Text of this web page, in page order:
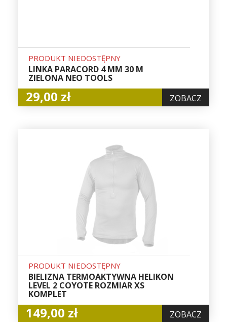
PRODUKT NIEDOSTĘPNY
LINKA PARACORD 4 MM 30 M
ZIELONA NEO TOOLS
29,00 zł ZOBACZ
PRODUKT NIEDOSTĘPNY
BIELIZNA TERMOAKTYWNA HELIKON
LEVEL 2 COYOTE ROZMIAR XS
KOMPLET
149,00 zł ZOBACZ